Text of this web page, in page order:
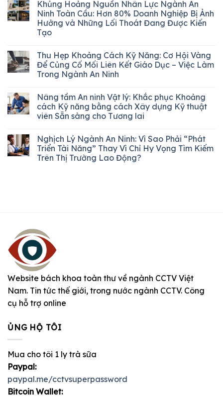
Khủng Hoảng Nguồn Nhân Lực Ngành An
Ninh Toàn Cầu: Hơn 80% Doanh Nghiệp Bị Ảnh
Hưởng và Những Lối Thoát Đang Được Kiến
Tạo
Thu Hẹp Khoảng Cách Kỹ Năng: Cơ Hội Vàng
Để Củng Cố Mối Liên Kết Giáo Dục – Việc Làm
Trong Ngành An Ninh
Nâng tầm An ninh Vật lý: Khắc phục Khoảng
cách Kỹ năng bằng cách Xây dựng Kỹ thuật
viên Sẵn sàng cho Tương lai
Nghịch Lý Ngành An Ninh: Vì Sao Phải “Phát
Triển Tài Năng” Thay Vì Chỉ Hy Vọng Tìm Kiếm
Trên Thị Trường Lao Động?
Website bách khoa toàn thư về ngành CCTV Việt
Nam. Tin tức thế giới, trong nước ngành CCTV. Công
cụ hỗ trợ online
ỦNG HỘ TÔI
Mua cho tôi 1 ly trà sữa
Paypal:
paypal.me/cctvsuperpassword
Bitcoin Wallet: